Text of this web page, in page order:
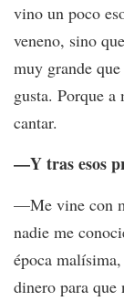
vino un poco
veneno, sino
muy grande
gusta. Porque a
cantar.
—Y tras esos
—Me vine con
nadie me
época
dinero para que